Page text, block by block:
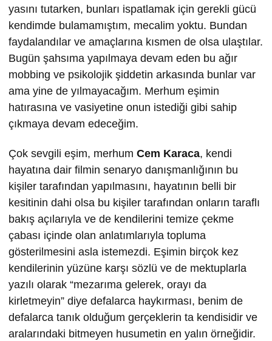
yasını tutarken, bunları ispatlamak için gerekli gücü
kendimde bulamamıştım, mecalim yoktu. Bundan
faydalandılar ve amaçlarına kısmen de olsa ulaştılar.
Bugün şahsıma yapılmaya devam eden bu ağır
mobbing ve psikolojik şiddetin arkasında bunlar var
ama yine de yılmayacağım. Merhum eşimin
hatırasına ve vasiyetine onun istediği gibi sahip
çıkmaya devam edeceğim.
Çok sevgili eşim, merhum Cem Karaca, kendi
hayatına dair filmin senaryo danışmanlığının bu
kişiler tarafından yapılmasını, hayatının belli bir
kesitinin dahi olsa bu kişiler tarafından onların taraflı
bakış açılarıyla ve de kendilerini temize çekme
çabası içinde olan anlatımlarıyla topluma
gösterilmesini asla istemezdi. Eşimin birçok kez
kendilerinin yüzüne karşı sözlü ve de mektuplarla
yazılı olarak “mezarıma gelerek, orayı da
kirletmeyin” diye defalarca haykırması, benim de
defalarca tanık olduğum gerçeklerin ta kendisidir ve
aralarındaki bitmeyen husumetin en yalın örneğidir.